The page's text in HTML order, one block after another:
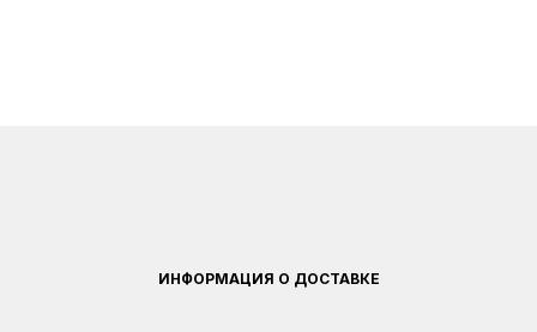
ИНФОРМАЦИЯ О ДОСТАВКЕ